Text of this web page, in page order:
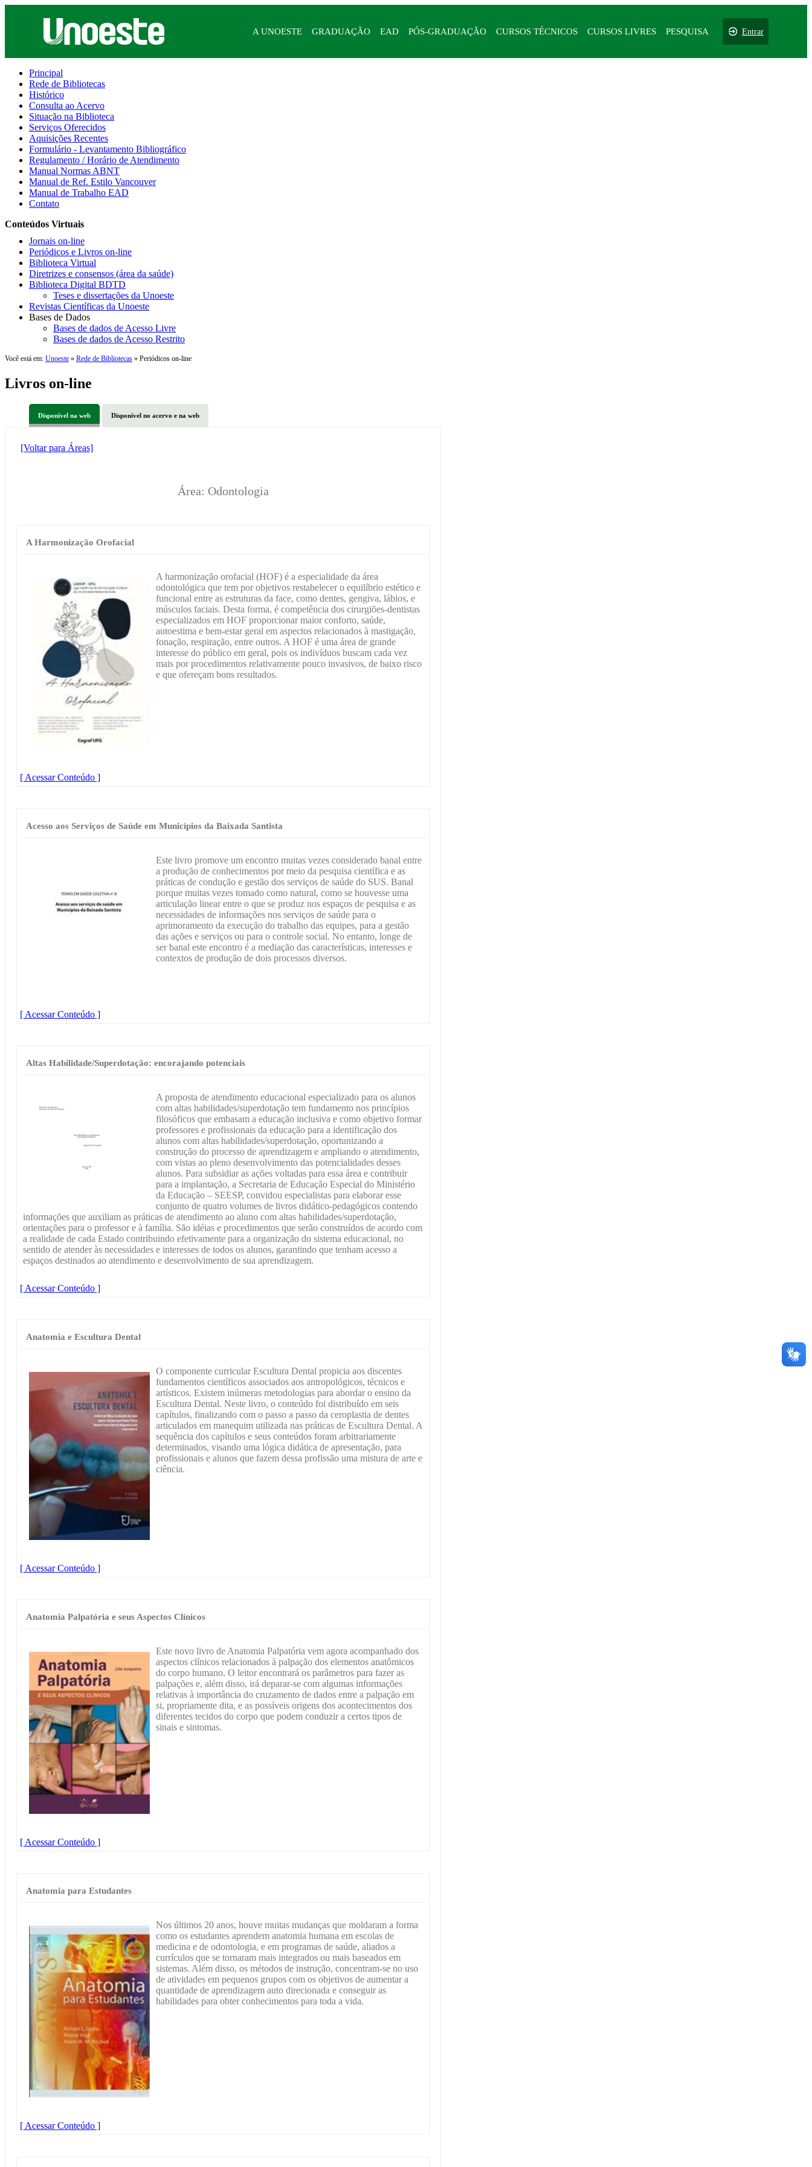
A UNOESTE GRADUAÇÃO EAD PÓS-GRADUAÇÃO CURSOS TÉCNICOS CURSOS LIVRES PESQUISA Entrar
Principal
Rede de Bibliotecas
Histórico
Consulta ao Acervo
Situação na Biblioteca
Serviços Oferecidos
Aquisições Recentes
Formulário - Levantamento Bibliográfico
Regulamento / Horário de Atendimento
Manual Normas ABNT
Manual de Ref. Estilo Vancouver
Manual de Trabalho EAD
Contato
Conteúdos Virtuais
Jornais on-line
Periódicos e Livros on-line
Biblioteca Virtual
Diretrizes e consensos (área da saúde)
Biblioteca Digital BDTD
Teses e dissertações da Unoeste
Revistas Científicas da Unoeste
Bases de Dados
Bases de dados de Acesso Livre
Bases de dados de Acesso Restrito
Você está em: Unoeste » Rede de Bibliotecas » Periódicos on-line
Livros on-line
Disponível na web Disponível no acervo e na web
[Voltar para Áreas]
Área: Odontologia
A Harmonização Orofacial
A harmonização orofacial (HOF) é a especialidade da área
odontológica que tem por objetivos restabelecer o equilíbrio estético e
funcional entre as estruturas da face, como dentes, gengiva, lábios, e
músculos faciais. Desta forma, é competência dos cirurgiões-dentistas
especializados em HOF proporcionar maior conforto, saúde,
autoestima e bem-estar geral em aspectos relacionados à mastigação,
fonação, respiração, entre outros. A HOF é uma área de grande
interesse do público em geral, pois os indivíduos buscam cada vez
mais por procedimentos relativamente pouco invasivos, de baixo risco
e que ofereçam bons resultados.
[ Acessar Conteúdo ]
Acesso aos Serviços de Saúde em Municípios da Baixada Santista
Este livro promove um encontro muitas vezes considerado banal entre
a produção de conhecimentos por meio da pesquisa científica e as
práticas de condução e gestão dos serviços de saúde do SUS. Banal
porque muitas vezes tomado como natural, como se houvesse uma
articulação linear entre o que se produz nos espaços de pesquisa e as
necessidades de informações nos serviços de saúde para o
aprimoramento da execução do trabalho das equipes, para a gestão
das ações e serviços ou para o controle social. No entanto, longe de
ser banal este encontro é a mediação das características, interesses e
contextos de produção de dois processos diversos.
[ Acessar Conteúdo ]
Altas Habilidade/Superdotação: encorajando potenciais
A proposta de atendimento educacional especializado para os alunos
com altas habilidades/superdotação tem fundamento nos princípios
filosóficos que embasam a educação inclusiva e como objetivo formar
professores e profissionais da educação para a identificação dos
alunos com altas habilidades/superdotação, oportunizando a
construção do processo de aprendizagem e ampliando o atendimento,
com vistas ao pleno desenvolvimento das potencialidades desses
alunos. Para subsidiar as ações voltadas para essa área e contribuir
para a implantação, a Secretaria de Educação Especial do Ministério
da Educação – SEESP, convidou especialistas para elaborar esse
conjunto de quatro volumes de livros didático-pedagógicos contendo
informações que auxiliam as práticas de atendimento ao aluno com altas habilidades/superdotação,
orientações para o professor e à família. São idéias e procedimentos que serão construídos de acordo com
a realidade de cada Estado contribuindo efetivamente para a organização do sistema educacional, no
sentido de atender às necessidades e interesses de todos os alunos, garantindo que tenham acesso a
espaços destinados ao atendimento e desenvolvimento de sua aprendizagem.
[ Acessar Conteúdo ]
Anatomia e Escultura Dental
O componente curricular Escultura Dental propicia aos discentes
fundamentos científicos associados aos antropológicos, técnicos e
artísticos. Existem inúmeras metodologias para abordar o ensino da
Escultura Dental. Neste livro, o conteúdo foi distribuído em seis
capítulos, finalizando com o passo a passo da ceroplastia de dentes
articulados em manequim utilizada nas práticas de Escultura Dental. A
sequência dos capítulos e seus conteúdos foram arbitrariamente
determinados, visando uma lógica didática de apresentação, para
profissionais e alunos que fazem dessa profissão uma mistura de arte e
ciência.
[ Acessar Conteúdo ]
Anatomia Palpatória e seus Aspectos Clínicos
Este novo livro de Anatomia Palpatória vem agora acompanhado dos
aspectos clínicos relacionados à palpação dos elementos anatômicos
do corpo humano. O leitor encontrará os parâmetros para fazer as
palpações e, além disso, irá deparar-se com algumas informações
relativas à importância do cruzamento de dados entre a palpação em
si, propriamente dita, e as possíveis origens dos acontecimentos dos
diferentes tecidos do corpo que podem conduzir a certos tipos de
sinais e sintomas.
[ Acessar Conteúdo ]
Anatomia para Estudantes
Nos últimos 20 anos, houve muitas mudanças que moldaram a forma
como os estudantes aprendem anatomia humana em escolas de
medicina e de odontologia, e em programas de saúde, aliados a
currículos que se tornaram mais integrados ou mais baseados em
sistemas. Além disso, os métodos de instrução, concentram-se no uso
de atividades em pequenos grupos com os objetivos de aumentar a
quantidade de aprendizagem auto direcionada e conseguir as
habilidades para obter conhecimentos para toda a vida.
[ Acessar Conteúdo ]